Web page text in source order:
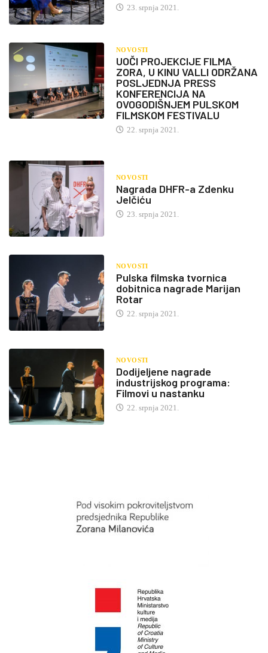
23. srpnja 2021.
NOVOSTI
UOČI PROJEKCIJE FILMA
ZORA, U KINU VALLI ODRŽANA
POSLJEDNJA PRESS
KONFERENCIJA NA
OVOGODIŠNJEM PULSKOM
FILMSKOM FESTIVALU
22. srpnja 2021.
NOVOSTI
Nagrada DHFR-a Zdenku
Jelčiću
23. srpnja 2021.
NOVOSTI
Pulska filmska tvornica
dobitnica nagrade Marijan
Rotar
22. srpnja 2021.
NOVOSTI
Dodijeljene nagrade
industrijskog programa:
Filmovi u nastanku
22. srpnja 2021.